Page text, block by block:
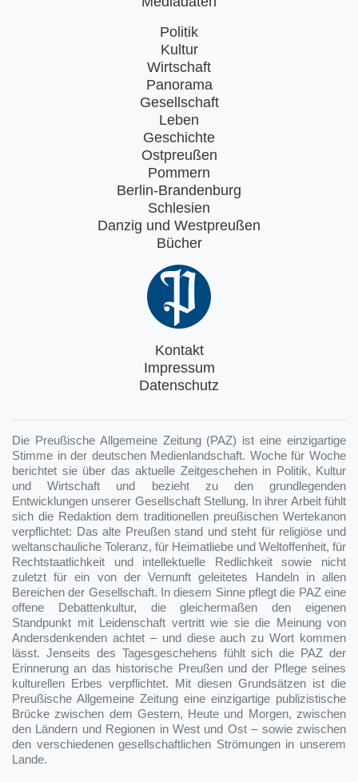
Politik
Kultur
Wirtschaft
Panorama
Gesellschaft
Leben
Geschichte
Ostpreußen
Pommern
Berlin-Brandenburg
Schlesien
Danzig und Westpreußen
Bücher
Kontakt
Impressum
Datenschutz
Die Preußische Allgemeine Zeitung (PAZ) ist eine einzigartige
Stimme in der deutschen Medienlandschaft. Woche für Woche
berichtet sie über das aktuelle Zeitgeschehen in Politik, Kultur
und Wirtschaft und bezieht zu den grundlegenden
Entwicklungen unserer Gesellschaft Stellung. In ihrer Arbeit fühlt
sich die Redaktion dem traditionellen preußischen Wertekanon
verpflichtet: Das alte Preußen stand und steht für religiöse und
weltanschauliche Toleranz, für Heimatliebe und Weltoffenheit, für
Rechtstaatlichkeit und intellektuelle Redlichkeit sowie nicht
zuletzt für ein von der Vernunft geleitetes Handeln in allen
Bereichen der Gesellschaft. In diesem Sinne pflegt die PAZ eine
offene Debattenkultur, die gleichermaßen den eigenen
Standpunkt mit Leidenschaft vertritt wie sie die Meinung von
Andersdenkenden achtet – und diese auch zu Wort kommen
lässt. Jenseits des Tagesgeschehens fühlt sich die PAZ der
Erinnerung an das historische Preußen und der Pflege seines
kulturellen Erbes verpflichtet. Mit diesen Grundsätzen ist die
Preußische Allgemeine Zeitung eine einzigartige publizistische
Brücke zwischen dem Gestern, Heute und Morgen, zwischen
den Ländern und Regionen in West und Ost – sowie zwischen
den verschiedenen gesellschaftlichen Strömungen in unserem
Lande.